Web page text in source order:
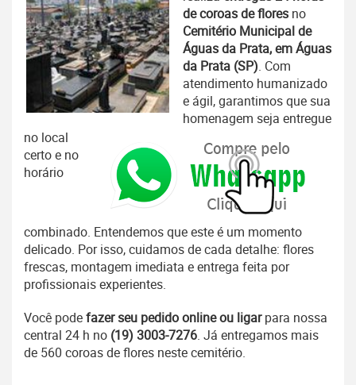
de coroas de flores no
Cemitério Municipal de
Águas da Prata, em Águas
da Prata (SP). Com
atendimento humanizado
e ágil, garantimos que sua
homenagem seja entregue
no local
certo e no
horário
combinado. Entendemos que este é um momento
delicado. Por isso, cuidamos de cada detalhe: flores
frescas, montagem imediata e entrega feita por
profissionais experientes.
Você podefazer seu pedido online ou ligarpara nossa
central 24 h no (19) 3003-7276. Já entregamos mais
de 560 coroas de flores neste cemitério.